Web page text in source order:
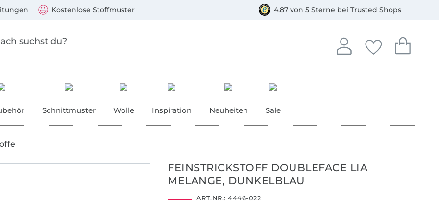
Kostenlose Stoffmuster 4.87 von 5 Sterne bei Trusted Shops
Anmelden
In deinem Konto
Deine
Du hast keine
Dein
Du hast
Schnittmuster Wolle Inspiration Neuheiten Sale
FEINSTRICKSTOFF DOUBLEFACE LIA
MELANGE, DUNKELBLAU
ART.NR.: 4446-022
Mastercard, PayPal, Giropay, Kauf auf Rechnung, Vorkasse